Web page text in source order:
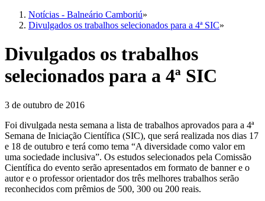
Notícias - Balneário Camboriú»
Divulgados os trabalhos selecionados para a 4ª SIC»
Divulgados os trabalhos
selecionados para a 4ª SIC
3 de outubro de 2016
Foi divulgada nesta semana a lista de trabalhos aprovados para a 4ª
Semana de Iniciação Científica (SIC), que será realizada nos dias 17
e 18 de outubro e terá como tema “A diversidade como valor em
uma sociedade inclusiva”. Os estudos selecionados pela Comissão
Científica do evento serão apresentados em formato de banner e o
autor e o professor orientador dos três melhores trabalhos serão
reconhecidos com prêmios de 500, 300 ou 200 reais.